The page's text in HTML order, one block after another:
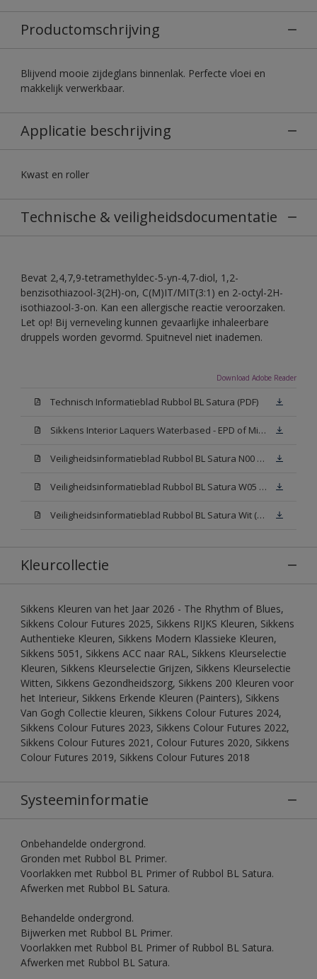
Productomschrijving
Blijvend mooie zijdeglans binnenlak. Perfecte vloei en
makkelijk verwerkbaar.
Applicatie beschrijving
Kwast en roller
Technische & veiligheidsdocumentatie
Bevat 2,4,7,9-tetramethyldec-5-yn-4,7-diol, 1,2-
benzisothiazool-3(2H)-on, C(M)IT/MIT(3:1) en 2-octyl-2H-
isothiazool-3-on. Kan een allergische reactie veroorzaken.
Let op! Bij verneveling kunnen gevaarlijke inhaleerbare
druppels worden gevormd. Spuitnevel niet inademen.
Download Adobe Reader
Technisch Informatieblad Rubbol BL Satura (PDF)
Sikkens Interior Laquers Waterbased - EPD of Milieuproductverklaring
Veiligheidsinformatieblad Rubbol BL Satura N00 (MSDS)
Veiligheidsinformatieblad Rubbol BL Satura W05 (MSDS)
Veiligheidsinformatieblad Rubbol BL Satura Wit (MSDS)
Kleurcollectie
Sikkens Kleuren van het Jaar 2026 - The Rhythm of Blues,
Sikkens Colour Futures 2025, Sikkens RIJKS Kleuren, Sikkens
Authentieke Kleuren, Sikkens Modern Klassieke Kleuren,
Sikkens 5051, Sikkens ACC naar RAL, Sikkens Kleurselectie
Kleuren, Sikkens Kleurselectie Grijzen, Sikkens Kleurselectie
Witten, Sikkens Gezondheidszorg, Sikkens 200 Kleuren voor
het Interieur, Sikkens Erkende Kleuren (Painters), Sikkens
Van Gogh Collectie kleuren, Sikkens Colour Futures 2024,
Sikkens Colour Futures 2023, Sikkens Colour Futures 2022,
Sikkens Colour Futures 2021, Colour Futures 2020, Sikkens
Colour Futures 2019, Sikkens Colour Futures 2018
Systeeminformatie
Onbehandelde ondergrond.
Gronden met Rubbol BL Primer.
Voorlakken met Rubbol BL Primer of Rubbol BL Satura.
Afwerken met Rubbol BL Satura.
Behandelde ondergrond.
Bijwerken met Rubbol BL Primer.
Voorlakken met Rubbol BL Primer of Rubbol BL Satura.
Afwerken met Rubbol BL Satura.